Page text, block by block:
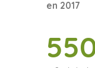
en 2017